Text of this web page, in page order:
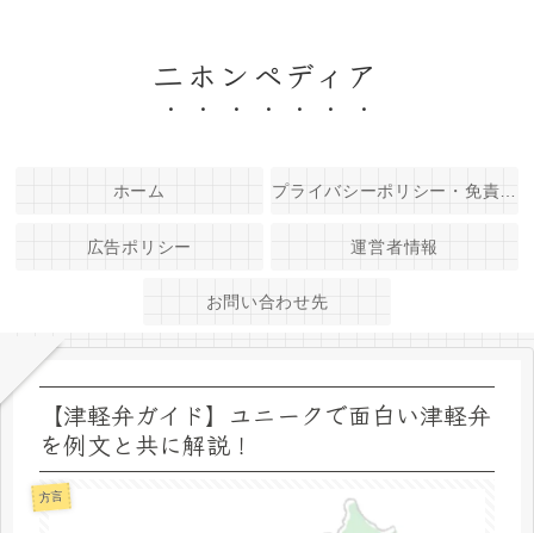
二ホンペディア
ホーム
広告ポリシー 運営者情報
お問い合わせ先
【津軽弁ガイド】ユニークで面白い津軽弁
を例文と共に解説！
方言